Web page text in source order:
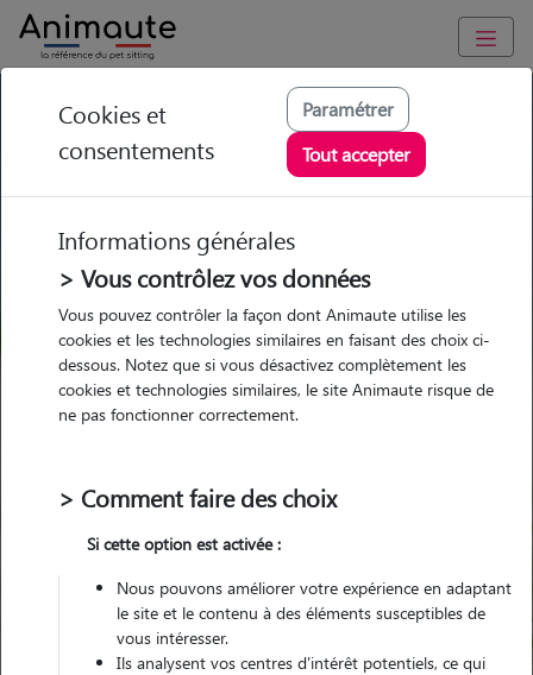
GARDE ANIMAUX à Bédarieux : Garde chien et chat en famille
ou à domicile, visites et promenades
Trouvez une garde animaux à
Bédarieux
Parmi nos 4 pet-sitters à Bédarieux
Garde
chez le Pet Sitter
Garde
chez le Pet Sitter
Pour quel animal ?
Cookies et
consentements
Paramétrer
Tout accepter
Informations générales
> Vous contrôlez vos données
Vous pouvez contrôler la façon dont Animaute utilise les
cookies et les technologies similaires en faisant des choix ci-
dessous. Notez que si vous désactivez complètement les
cookies et technologies similaires, le site Animaute risque de
ne pas fonctionner correctement.
> Comment faire des choix
Si cette option est activée :
Nous pouvons améliorer votre expérience en adaptant
le site et le contenu à des éléments susceptibles de
vous intéresser.
Ils analysent vos centres d'intérêt potentiels, ce qui